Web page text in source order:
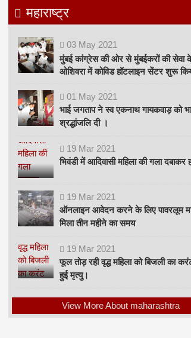
महाराष्ट्र
03 May 2021
मुंबई कांग्रेस की ओर से मुंबईकरों की सेवा
ओशिवरा में कोविड हॉटलाइन सेंटर शुरू
01 May 2021
भाई जगताप ने स्व एकनाथ गायकवाड़ को
श्रद्धांजलि दी ।
19 Mar 2021
भिवंडी में आदिवासी महिला की गला दबाकर
19 Mar 2021
ऑनलाइन आवेदन करने के लिए पावरलूम
मिला तीन महीने का समय
19 Mar 2021
फूल तोड़ रही वृद्ध महिला को बिजली का
हुई मृत्यु।
View More About maharashtra